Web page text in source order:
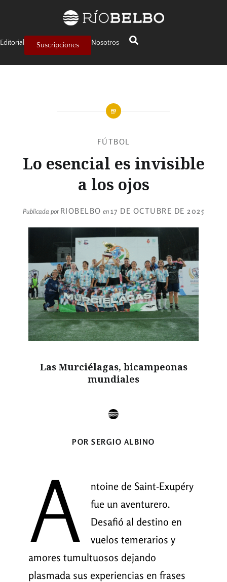
Editorial Suscripciones Nosotros
FÚTBOL
Lo esencial es invisible
a los ojos
Publicada porRIOBELBO en17 DE OCTUBRE DE 2025
Las Murciélagas, bicampeonas
mundiales
POR SERGIO ALBINO
A
ntoine de Saint-Exupéry
fue un aventurero.
Desafió al destino en
vuelos temerarios y
amores tumultuosos dejando
plasmada sus experiencias en frases